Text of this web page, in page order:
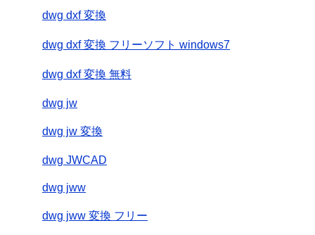
dwg dxf 変換
dwg dxf 変換 フリーソフト windows7
dwg dxf 変換 無料
dwg jw
dwg jw 変換
dwg JWCAD
dwg jww
dwg jww 変換 フリー